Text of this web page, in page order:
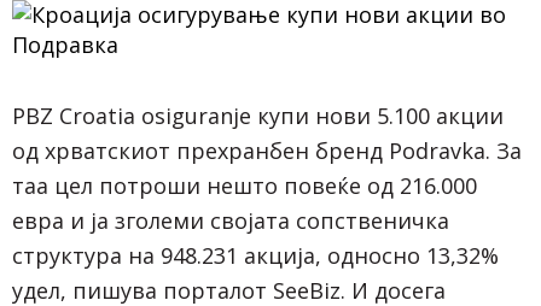
PBZ Croatia osiguranje купи нови 5.100 акции
од хрватскиот прехранбен бренд Podravka. За
таа цел потроши нешто повеќе од 216.000
евра и ја зголеми својата сопственичка
структура на 948.231 акција, односно 13,32%
удел, пишува порталот SeeBiz. И досега